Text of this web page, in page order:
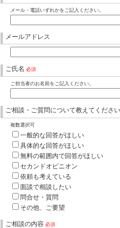
メール・電話いずれかをご記入ください。
メールアドレス
ご氏名 必須
ご担当者のお名前をご記入ください。
ご相談・ご質問について教えてください
複数選択可
一般的な回答がほしい
具体的な回答がほしい
無料の範囲内で回答がほしい
セカンドオピニオン
依頼も考えている
面談で相談したい
問合せ・質問
その他、ご要望
ご相談の内容 必須